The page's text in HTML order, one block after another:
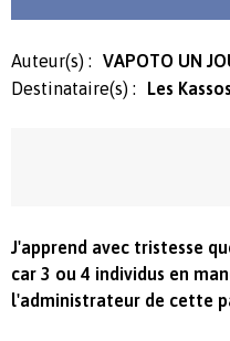
Auteur(s) :
VAPOTO UN
Destinataire(s) :
Les
J'apprend avec tristesse
car 3 ou 4 individus en
l'administrateur de cette